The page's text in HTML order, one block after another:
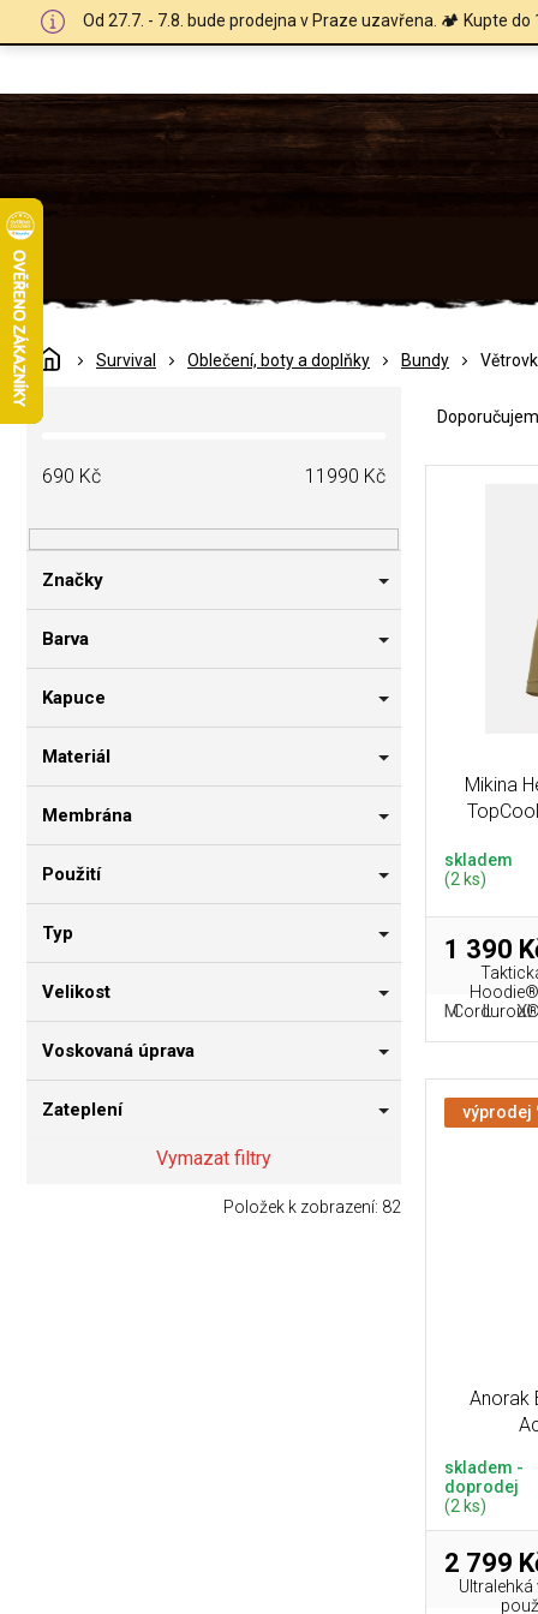
Od 27.7. - 7.8. bude prodejna v Praze uzavřena. 🏕️ Kupte
DomůSurvival Oblečení, boty a doplňky Bundy
P
o
a
n
í
a
690 Kč 11990 Kč
Značky
Barva
Kapuce
Materiál
Membrána
Použití
Typ
Velikost
Voskovaná úprava
Zateplení
Vymazat filtry
Položek k zobrazení: 82
e
Mikina
skladem
(2 ks)
1 390
Cordurou®
M L XL
výprodej
Anorak
skladem -
doprodej
(2 ks)
2 799